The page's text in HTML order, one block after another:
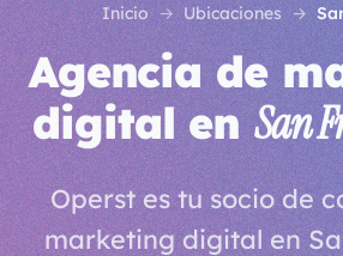
Inicio Ubicaciones
Agencia de
digital enSan
Operst es tu socio de
marketing digital en